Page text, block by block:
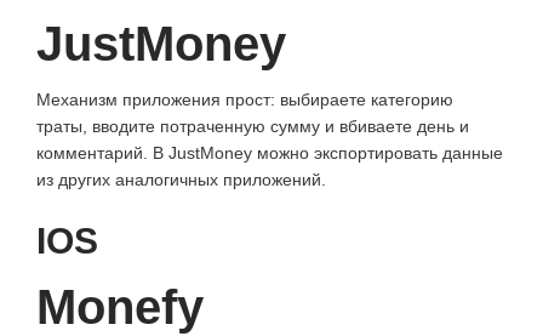
JustMoney
Механизм приложения прост: выбираете категорию
траты, вводите потраченную сумму и вбиваете день и
комментарий. В JustMoney можно экспортировать данные
из других аналогичных приложений.
IOS
Monefy